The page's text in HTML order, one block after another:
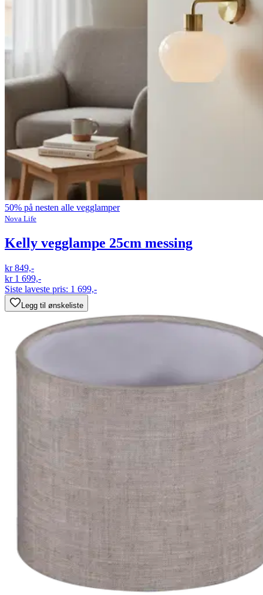
50% på nesten alle vegglamper
Nova Life
Kelly vegglampe 25cm messing
kr 849,-
kr 1 699,-
Siste laveste pris: 1 699,-
Legg til ønskeliste